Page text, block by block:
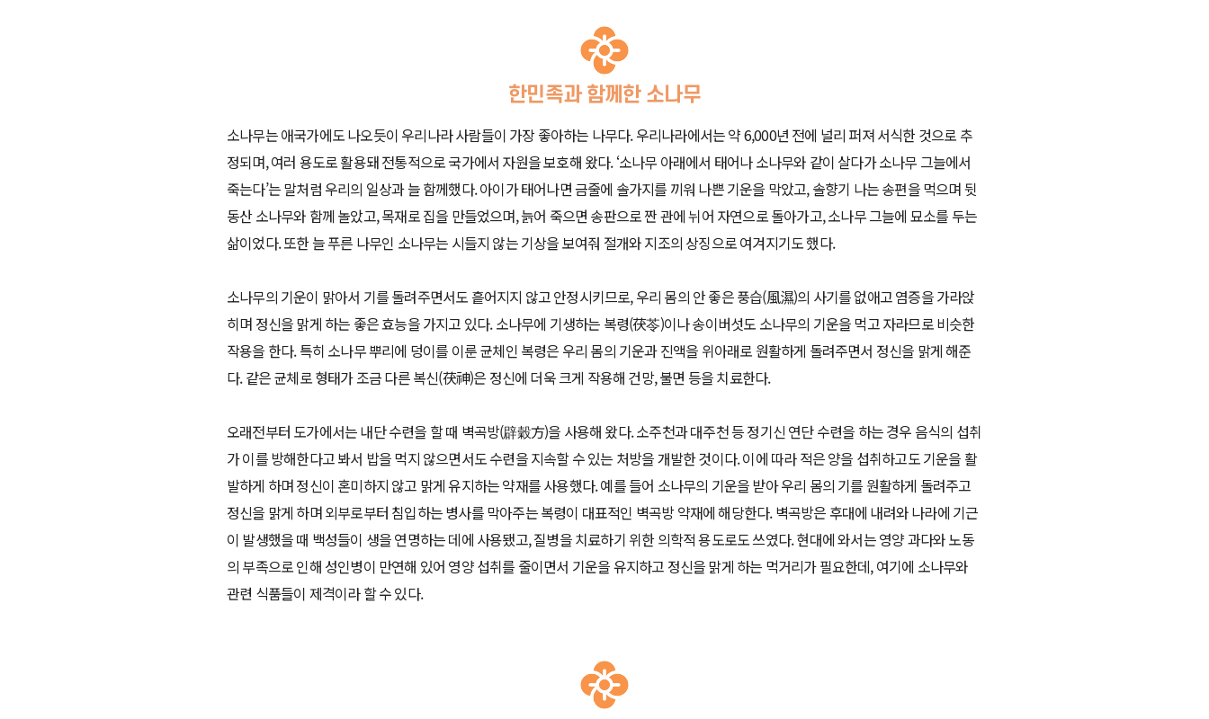
한민족과 함께한 소나무
소나무는 애국가에도 나오듯이 우리나라 사람들이 가장 좋아하는 나무다. 우리나라에서는 약 6,000년 전에 널리 퍼져 서식한 것으로 추
정되며, 여러 용도로 활용돼 전통적으로 국가에서 자원을 보호해 왔다. ‘소나무 아래에서 태어나 소나무와 같이 살다가 소나무 그늘에서
죽는다’는 말처럼 우리의 일상과 늘 함께했다. 아이가 태어나면 금줄에 솔가지를 끼워 나쁜 기운을 막았고, 솔향기 나는 송편을 먹으며 뒷
동산 소나무와 함께 놀았고, 목재로 집을 만들었으며, 늙어 죽으면 송판으로 짠 관에 뉘어 자연으로 돌아가고, 소나무 그늘에 묘소를 두는
삶이었다. 또한 늘 푸른 나무인 소나무는 시들지 않는 기상을 보여줘 절개와 지조의 상징으로 여겨지기도 했다.
소나무의 기운이 맑아서 기를 돌려주면서도 흩어지지 않고 안정시키므로, 우리 몸의 안 좋은 풍습(風濕)의 사기를 없애고 염증을 가라앉
히며 정신을 맑게 하는 좋은 효능을 가지고 있다. 소나무에 기생하는 복령(茯苓)이나 송이버섯도 소나무의 기운을 먹고 자라므로 비슷한
작용을 한다. 특히 소나무 뿌리에 덩이를 이룬 균체인 복령은 우리 몸의 기운과 진액을 위아래로 원활하게 돌려주면서 정신을 맑게 해준
다. 같은 균체로 형태가 조금 다른 복신(茯神)은 정신에 더욱 크게 작용해 건망, 불면 등을 치료한다.
오래전부터 도가에서는 내단 수련을 할 때 벽곡방(辟穀方)을 사용해 왔다. 소주천과 대주천 등 정기신 연단 수련을 하는 경우 음식의 섭취
가 이를 방해한다고 봐서 밥을 먹지 않으면서도 수련을 지속할 수 있는 처방을 개발한 것이다. 이에 따라 적은 양을 섭취하고도 기운을 활
발하게 하며 정신이 혼미하지 않고 맑게 유지하는 약재를 사용했다. 예를 들어 소나무의 기운을 받아 우리 몸의 기를 원활하게 돌려주고
정신을 맑게 하며 외부로부터 침입하는 병사를 막아주는 복령이 대표적인 벽곡방 약재에 해당한다. 벽곡방은 후대에 내려와 나라에 기근
이 발생했을 때 백성들이 생을 연명하는 데에 사용됐고, 질병을 치료하기 위한 의학적 용도로도 쓰였다. 현대에 와서는 영양 과다와 노동
의 부족으로 인해 성인병이 만연해 있어 영양 섭취를 줄이면서 기운을 유지하고 정신을 맑게 하는 먹거리가 필요한데, 여기에 소나무와
관련 식품들이 제격이라 할 수 있다.